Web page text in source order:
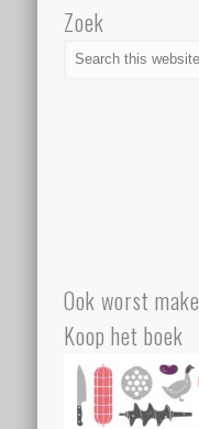
Zoek
Ook worst
Koop het boek